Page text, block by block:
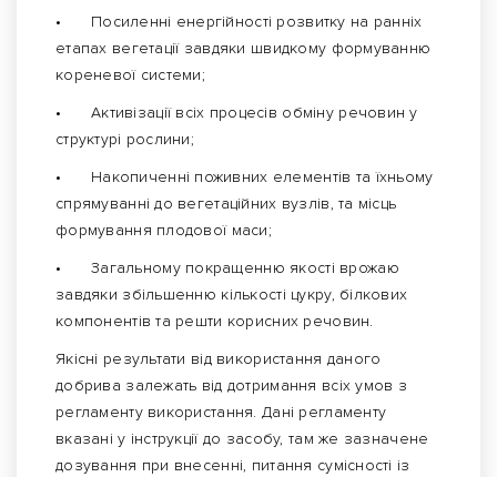
•
Посиленні енергійності розвитку на ранніх
етапах вегетації завдяки швидкому формуванню
кореневої системи;
•
Активізації всіх процесів обміну речовин у
структурі рослини;
•
Накопиченні поживних елементів та їхньому
спрямуванні до вегетаційних вузлів, та місць
формування плодової маси;
•
Загальному покращенню якості врожаю
завдяки збільшенню кількості цукру, білкових
компонентів та решти корисних речовин.
Якісні результати від використання даного
добрива залежать від дотримання всіх умов з
регламенту використання. Дані регламенту
вказані у інструкції до засобу, там же зазначене
дозування при внесенні, питання сумісності із